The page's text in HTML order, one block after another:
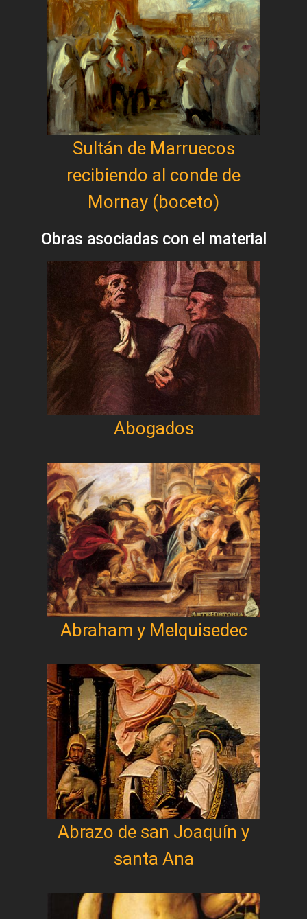
Sultán de Marruecos
recibiendo al conde de
Mornay (boceto)
Obras asociadas con el material
Abogados
Abraham y Melquisedec
Abrazo de san Joaquín y
santa Ana